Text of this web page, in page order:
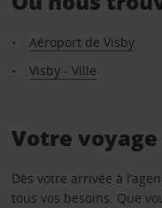
Aéroport de Visby
Visby - Ville
Votre
Dès votre arrivée à
tous vos besoins. Que